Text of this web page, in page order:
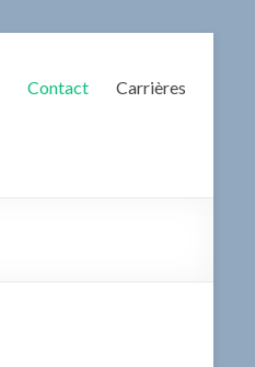
Contact Carrières